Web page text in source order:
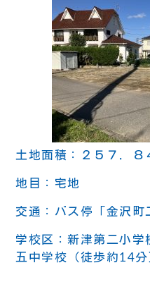
土地面積：２５７．８
地目：宅地
交通：バス停「金沢
学校区：新津第二小
五中学校（徒歩約14分